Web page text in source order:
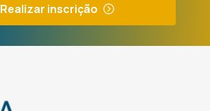
Realizar inscrição